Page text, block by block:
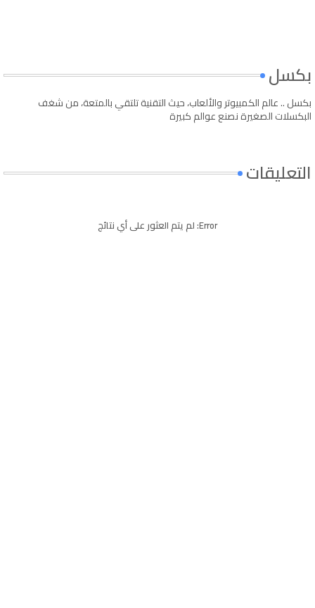
بكسل
بكسل .. عالم الكمبيوتر والألعاب، حيث التقنية تلتقي بالمتعة، من شغف
البكسلات الصغيرة نصنع عوالم كبيرة
التعليقات
Error: لم يتم العثور على أي نتائج